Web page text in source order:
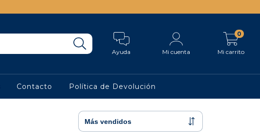
Ayuda Mi cuenta Mi carrito
0
Contacto Política de Devolución